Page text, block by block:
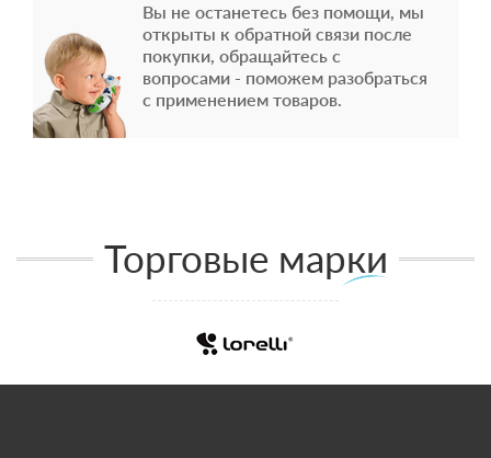
Вы не останетесь без помощи, мы
открыты к обратной связи после
покупки, обращайтесь с
вопросами - поможем разобраться
с применением товаров.
Торговые марки